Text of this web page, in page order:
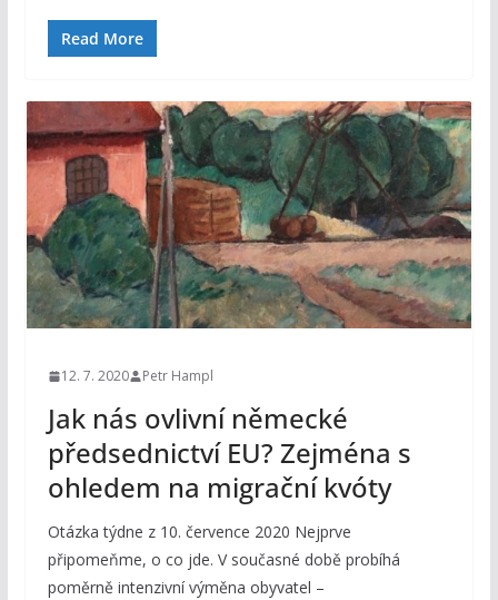
Read More
12. 7. 2020 Petr Hampl
Jak nás ovlivní německé
předsednictví EU? Zejména s
ohledem na migrační kvóty
Otázka týdne z 10. července 2020 Nejprve
připomeňme, o co jde. V současné době probíhá
poměrně intenzivní výměna obyvatel –